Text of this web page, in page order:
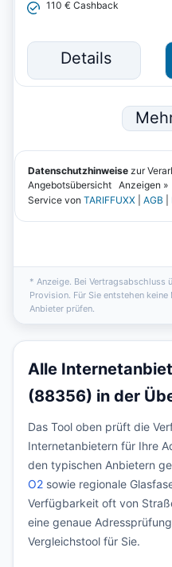
* Anzeige. Bei Vertragsabschluss
Provision. Für Sie entstehen
Anbieter prüfen.
Alle
(88356) in der
Das Tool oben prüft die
Internetanbietern für Ihre
den typischen Anbietern
O2 sowie regionale
Verfügbarkeit oft von
eine genaue
Vergleichstool für Sie.